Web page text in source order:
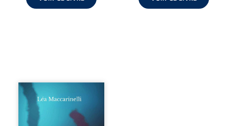
Quatre parties.
Quatre refus.
Quatre visages
d’une existence en